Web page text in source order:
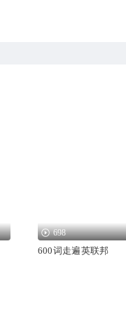
698
600词走遍英联邦